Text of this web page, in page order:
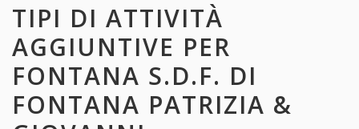
TIPI DI ATTIVITÀ
AGGIUNTIVE PER
FONTANA S.D.F. DI
FONTANA PATRIZIA &